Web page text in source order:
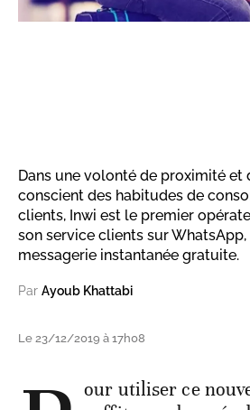
Dans une volonté de proximité et
conscient des habitudes de
clients, Inwi est le premier
son service clients sur WhatsApp,
messagerie instantanée gratuite.
Par Ayoub Khattabi
Le 23/12/2019 à 17h08
our utiliser ce